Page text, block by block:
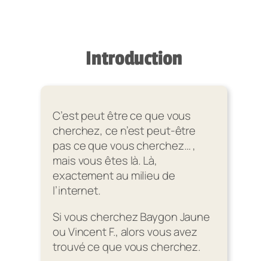
Introduction
C’est peut être ce que vous
cherchez, ce n’est peut-être
pas ce que vous cherchez… ,
mais vous êtes là. Là,
exactement au milieu de
l’internet.
Si vous cherchez Baygon Jaune
ou Vincent F., alors vous avez
trouvé ce que vous cherchez.